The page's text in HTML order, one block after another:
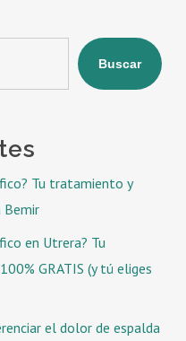
Buscar
Tu tratamiento y
Bemir
en Utrera? Tu
GRATIS (y tú eliges
el dolor de espalda